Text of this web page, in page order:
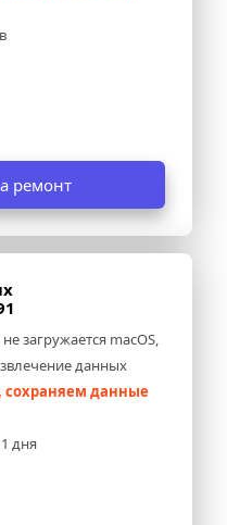
ремонт
загружается macOS,
данных
сохраняем данные
дня